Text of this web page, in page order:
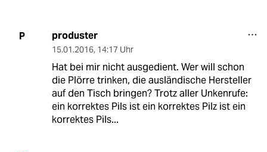
P produster
15.01.2016, 14:17 Uhr
Hat bei mir nicht ausgedient. Wer will schon
die Plörre trinken, die ausländische Hersteller
auf den Tisch bringen? Trotz aller Unkenrufe:
ein korrektes Pils ist ein korrektes Pilz ist ein
korrektes Pils...